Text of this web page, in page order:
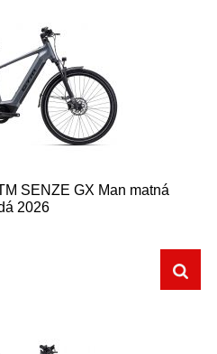
SENZE GX Man matná
2026